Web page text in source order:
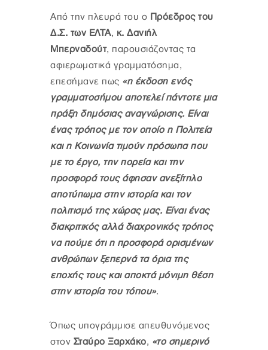
Από την πλευρά του ο Πρόεδρος του
Δ.Σ. των ΕΛΤΑ, κ. Δανιήλ
Μπερναδούτ, παρουσιάζοντας τα
αφιερωματικά γραμματόσημα,
επεσήμανε πως «η έκδοση ενός
γραμματοσήμου αποτελεί πάντοτε μια
πράξη δημόσιας αναγνώρισης. Είναι
ένας τρόπος με τον οποίο η Πολιτεία
και η Κοινωνία τιμούν πρόσωπα που
με το έργο, την πορεία και την
προσφορά τους άφησαν ανεξίτηλο
αποτύπωμα στην ιστορία και τον
πολιτισμό της χώρας μας. Είναι ένας
διακριτικός αλλά διαχρονικός τρόπος
να πούμε ότι η προσφορά ορισμένων
ανθρώπων ξεπερνά τα όρια της
εποχής τους και αποκτά μόνιμη θέση
στην ιστορία του τόπου».
Όπως υπογράμμισε απευθυνόμενος
στον Σταύρο Ξαρχάκο, «το σημερινό